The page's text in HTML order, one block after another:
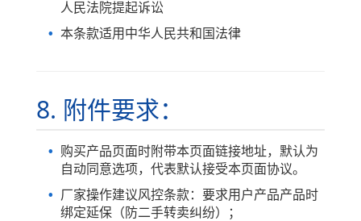
人民法院提起诉讼
本条款适用中华人民共和国法律
8. 附件要求：
购买产品页面时附带本页面链接地址，默认为
自动同意选项，代表默认接受本页面协议。
厂家操作建议风控条款：要求用户产品产品时
绑定延保（防二手转卖纠纷）；